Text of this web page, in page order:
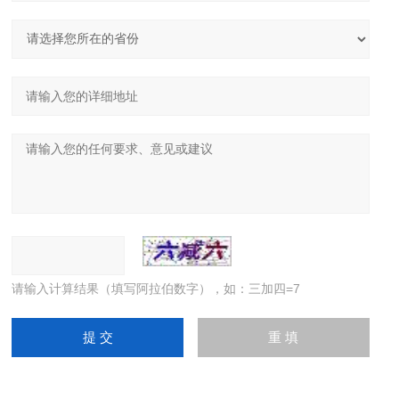
请输入计算结果（填写阿拉伯数字），如：三加四=7